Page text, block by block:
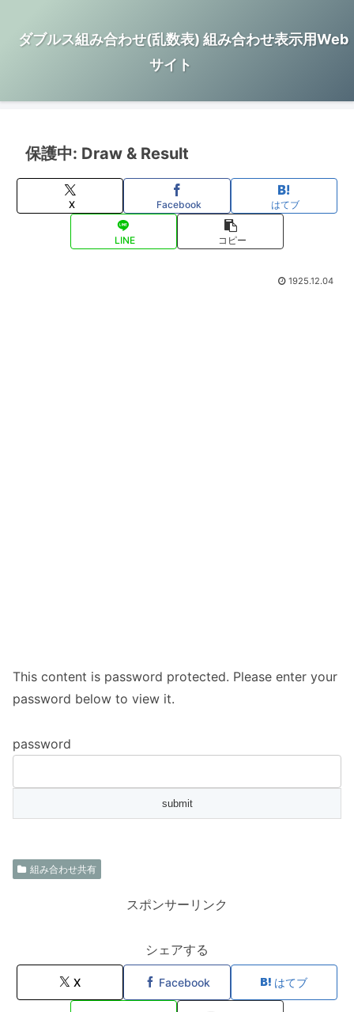
ダブルス組み合わせ(乱数表) 組み合わせ表示用Web
サイト
保護中: Draw & Result
X Facebook はてブ
LINE コピー
1925.12.04
This content is password protected. Please enter your
password below to view it.
password
組み合わせ共有
スポンサーリンク
シェアする
X Facebook はてブ